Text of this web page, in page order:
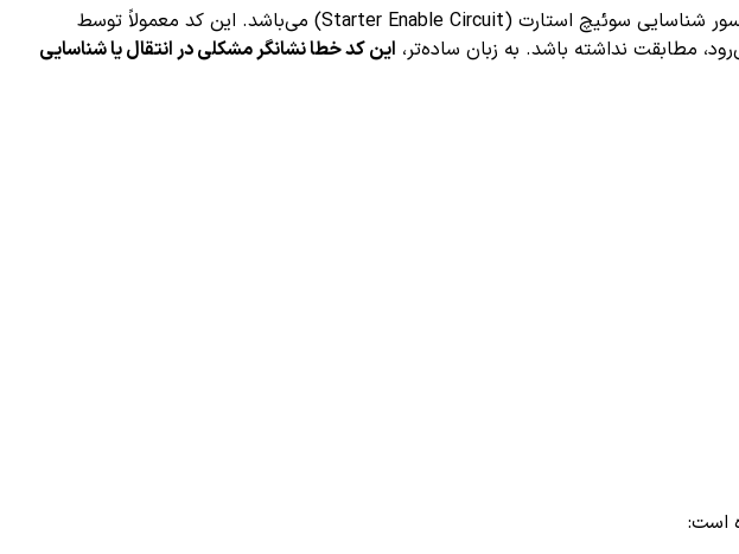
یکی از کدهای خطا در سیستم عیب یابی خودرو است که نشان‌دهنده مشکلی در سیستم سنسور شناسایی سوئیچ استارت (Starter Enable Circuit) می‌باشد. این کد معمولاً توسط
این کد خطا نشانگر مشکلی در انتقال یا شناسایی